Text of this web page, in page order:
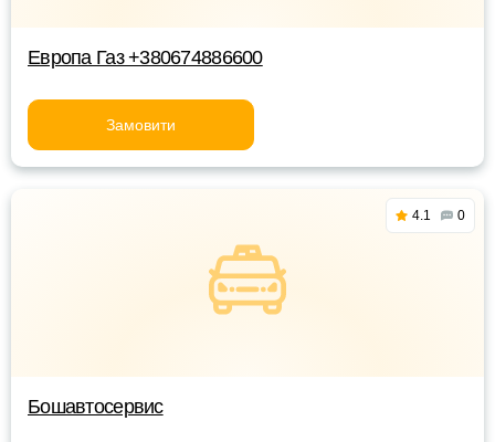
Европа Газ +380674886600
Замовити
4.1 0
Бошавтосервис